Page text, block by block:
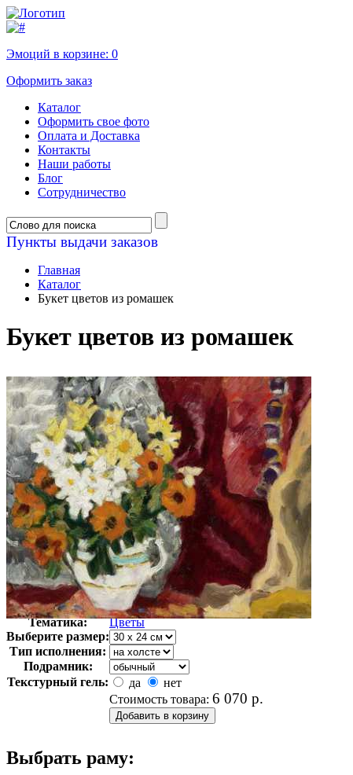
Эмоций в корзине: 0
Оформить заказ
Каталог
Оформить свое фото
Оплата и Доставка
Контакты
Наши работы
Блог
Сотрудничество
Пункты выдачи заказов
Главная
Каталог
Букет цветов из ромашек
Букет цветов из ромашек
Автор:
Вальта Луи
Арт-стиль
Фовизм
Тематика:
Цветы
Выберите размер:
Тип исполнения:
Подрамник:
Текстурный гель:
да
нет
Стоимость товара: 6 070 р.
Выбрать раму: